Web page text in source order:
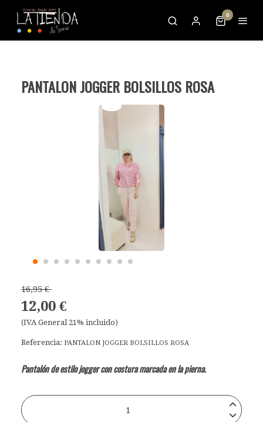
0
PANTALON JOGGER BOLSILLOS ROSA
16,95 €
12,00 €
(IVA General 21% incluido)
Referencia: PANTALON JOGGER BOLSILLOS ROSA
Pantalón de estilo jogger con costura marcada en la pierna.